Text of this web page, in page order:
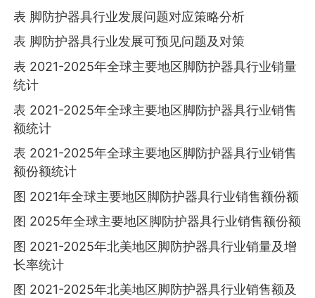
表 脚防护器具行业发展问题对应策略分析
表 脚防护器具行业发展可预见问题及对策
表 2021-2025年全球主要地区脚防护器具行业销量
统计
表 2021-2025年全球主要地区脚防护器具行业销售
额统计
表 2021-2025年全球主要地区脚防护器具行业销售
额份额统计
图 2021年全球主要地区脚防护器具行业销售额份额
图 2025年全球主要地区脚防护器具行业销售额份额
图 2021-2025年北美地区脚防护器具行业销量及增
长率统计
图 2021-2025年北美地区脚防护器具行业销售额及